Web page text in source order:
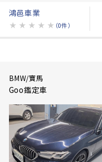
鴻邑車業
★ ★ ★ ★ ★ （0件）
BMW/寶馬
Goo鑑定車